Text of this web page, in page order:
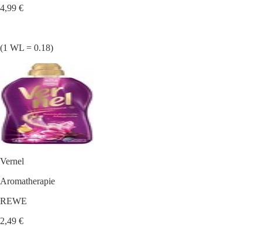
4,99 €
(1 WL = 0.18)
Vernel
Aromatherapie
REWE
2,49 €